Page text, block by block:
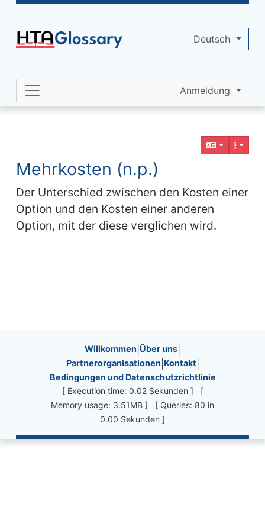
Navigation and related functionality
Mehrkosten (n.p.)
Der Unterschied zwischen den Kosten einer
Option und den Kosten einer anderen
Option, mit der diese verglichen wird.
Site information, links, etc.
Willkommen Über uns
Partnerorganisationen Kontakt
Bedingungen und Datenschutzrichtlinie
[ Execution time: 0.02 Sekunden ] [
Memory usage: 3.51MB ] [ Queries: 80 in
0.00 Sekunden ]
Site identity, navigation, etc.
Anmeldung
Deutsch